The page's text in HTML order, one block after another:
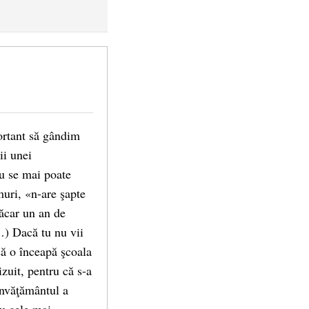
să gândim
unei
se mai poate
«n-are şapte
un an de
Dacă tu nu vii
o înceapă şcoala
pentru că s-a
a